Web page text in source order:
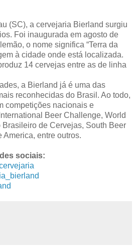
(SC), a cervejaria Bierland surgiu
Foi inaugurada em agosto de
o nome significa “Terra da
à cidade onde está localizada.
14 cervejas entre as de linha
a Bierland já é uma das
reconhecidas do Brasil. Ao todo,
competições nacionais e
Beer Challenge, World
Brasileiro de Cervejas, South Beer
entre outros.
sociais: